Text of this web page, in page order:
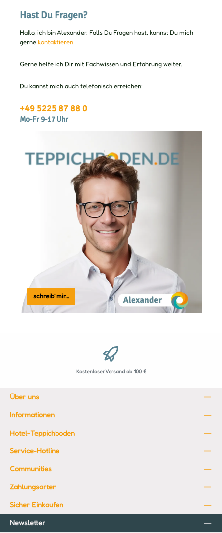
Hast Du Fragen?
Hallo, ich bin Alexander. Falls Du Fragen hast, kannst Du mich
gerne kontaktieren
Gerne helfe ich Dir mit Fachwissen und Erfahrung weiter.
Du kannst mich auch telefonisch erreichen:
+49 5225 87 88 0
Mo-Fr 9-17 Uhr
schreib' mir…
Kostenloser Versand ab 100 €
Über uns
Informationen
Hotel-Teppichboden
Service-Hotline
Communities
Zahlungsarten
Sicher Einkaufen
Newsletter